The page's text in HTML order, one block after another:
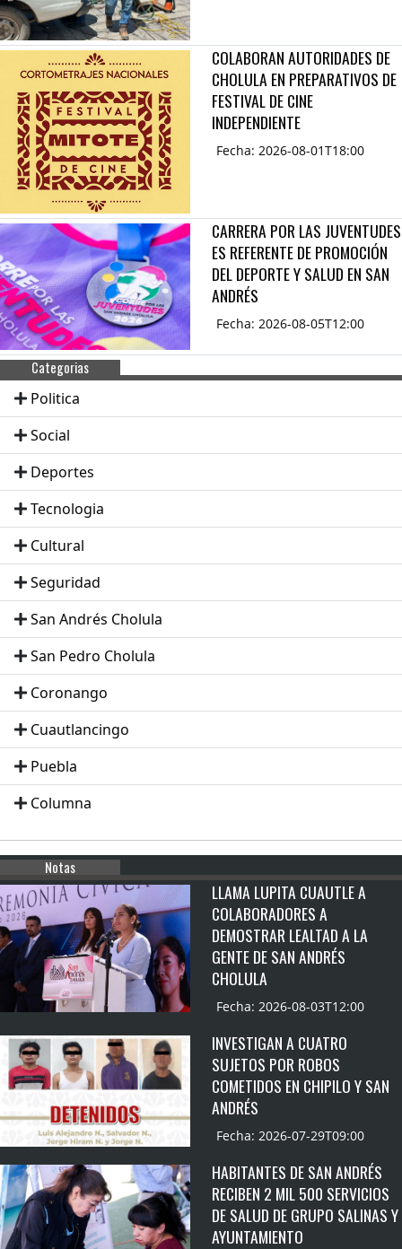
COLABORAN AUTORIDADES DE
CHOLULA EN PREPARATIVOS DE
FESTIVAL DE CINE
INDEPENDIENTE
Fecha: 2026-08-01T18:00
CARRERA POR LAS JUVENTUDES
ES REFERENTE DE PROMOCIÓN
DEL DEPORTE Y SALUD EN SAN
ANDRÉS
Fecha: 2026-08-05T12:00
Categorias
Politica
Social
Deportes
Tecnologia
Cultural
Seguridad
San Andrés Cholula
San Pedro Cholula
Coronango
Cuautlancingo
Puebla
Columna
Notas
LLAMA LUPITA CUAUTLE A
COLABORADORES A
DEMOSTRAR LEALTAD A LA
GENTE DE SAN ANDRÉS
CHOLULA
Fecha: 2026-08-03T12:00
INVESTIGAN A CUATRO
SUJETOS POR ROBOS
COMETIDOS EN CHIPILO Y SAN
ANDRÉS
Fecha: 2026-07-29T09:00
HABITANTES DE SAN ANDRÉS
RECIBEN 2 MIL 500 SERVICIOS
DE SALUD DE GRUPO SALINAS Y
AYUNTAMIENTO